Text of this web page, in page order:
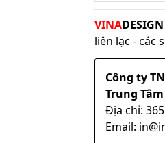
VINADESIGN
liên lạc - các
Công ty
Trung
Địa chỉ:
Email: